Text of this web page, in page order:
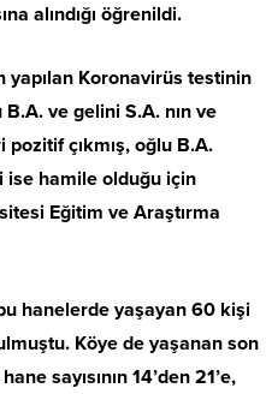
alındığı öğrenildi.
yapılan Koronavirüs testinin
B.A. ve gelini S.A. nın ve
çıkmış, oğlu B.A.
ise hamile olduğu için
Eğitim ve Araştırma
hanelerde yaşayan 60 kişi
Köye de yaşanan son
sayısının 14’den 21’e,